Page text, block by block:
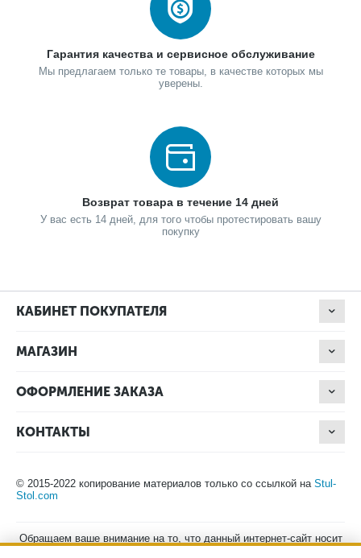
Гарантия качества и сервисное обслуживание
Мы предлагаем только те товары, в качестве которых мы
уверены.
Возврат товара в течение 14 дней
У вас есть 14 дней, для того чтобы протестировать вашу
покупку
КАБИНЕТ ПОКУПАТЕЛЯ
МАГАЗИН
ОФОРМЛЕНИЕ ЗАКАЗА
КОНТАКТЫ
© 2015-2022 копирование материалов только со ссылкой на Stul-
Stol.com
Обращаем ваше внимание на то, что данный интернет-сайт носит